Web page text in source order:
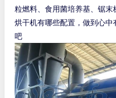
粒燃料、食用菌培养基、锯
烘干机有哪些配置，做到心
吧